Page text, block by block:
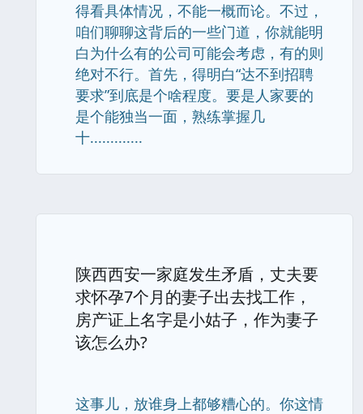
得看具体情况，不能一概而论。不过，
咱们聊聊这背后的一些门道，你就能明
白为什么有的公司可能会考虑，有的则
绝对不行。首先，得明白“达不到招聘
要求”到底是个啥程度。要是人家要的
是个能独当一面，熟练掌握几
十.............
陕西西安一家庭发生矛盾，丈夫要
求怀孕7个月的妻子出去找工作，
房产证上名字是小姑子，作为妻子
该怎么办?
这事儿，放谁身上都够糟心的。你这情